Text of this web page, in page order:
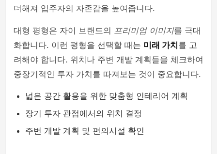
더해져 입주자의 자존감을 높여줍니다.
대형 평형은 자이 브랜드의 프리미엄 이미지를 극대
화합니다. 이런 평형을 선택할 때는 미래 가치 를 고
려해야 합니다. 위치나 주변 개발 계획들을 체크하여
중장기적인 투자 가치를 따져보는 것이 중요합니다.
넓은 공간 활용을 위한 맞춤형 인테리어 계획
장기 투자 관점에서의 위치 결정
주변 개발 계획 및 편의시설 확인